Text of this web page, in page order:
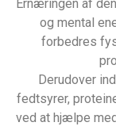
Ernæringen af
og mental
forbedres
Derudover
fedtsyrer,
ved at hjælpe